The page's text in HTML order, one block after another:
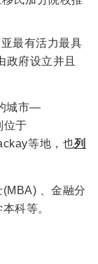
最有活力最具
政府设立并且
城市—
位于
等地，也列
(MBA) 、金融分
科等。